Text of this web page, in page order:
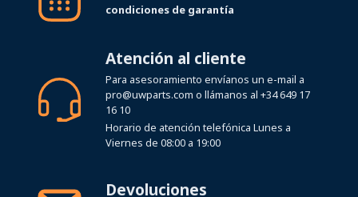
condiciones de garantía
Atención al cliente
Para asesoramiento envíanos un e-mail a
pro@uwparts.com o llámanos al +34 649 17
16 10
Horario de atención telefónica Lunes a
Viernes de 08:00 a 19:00
Devoluciones